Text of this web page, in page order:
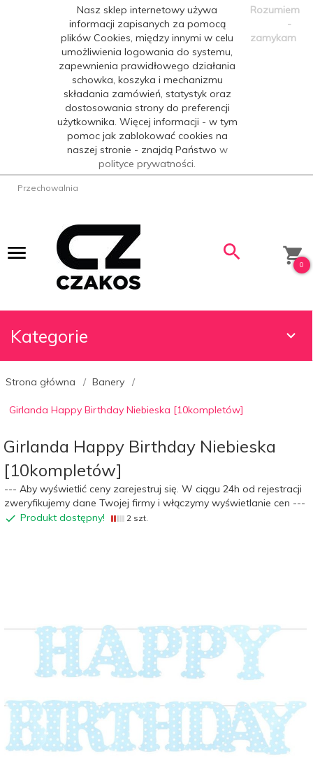
Nasz sklep internetowy używa
informacji zapisanych za pomocą
plików Cookies, między innymi w celu
umożliwienia logowania do systemu,
zapewnienia prawidłowego działania
schowka, koszyka i mechanizmu
składania zamówień, statystyk oraz
dostosowania strony do preferencji
użytkownika. Więcej informacji - w tym
pomoc jak zablokować cookies na
naszej stronie - znajdą Państwo w
polityce prywatności.
Rozumiem
-
zamykam
Przechowalnia
0
Kategorie
Strona główna Banery
Girlanda Happy Birthday Niebieska [10kompletów]
Girlanda Happy Birthday Niebieska
[10kompletów]
--- Aby wyświetlić ceny zarejestruj się. W ciągu 24h od rejestracji
zweryfikujemy dane Twojej firmy i włączymy wyświetlanie cen ---
Produkt dostępny!
2 szt.